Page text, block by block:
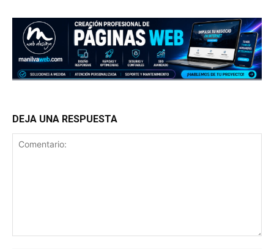
DEJA UNA RESPUESTA